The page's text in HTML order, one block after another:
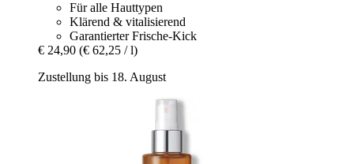
Für alle Hauttypen
Klärend & vitalisierend
Garantierter Frische-Kick
€ 24,90 (€ 62,25 / l)
Zustellung bis 18. August